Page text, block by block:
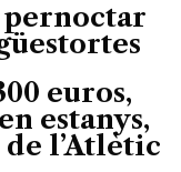
euros,
estanys,
l’Atlètic